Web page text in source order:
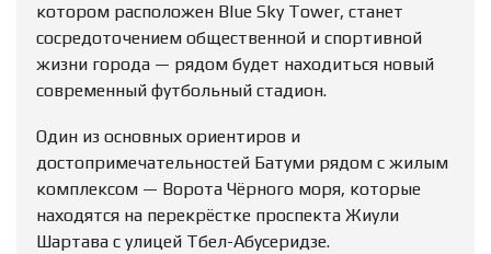
котором расположен Blue Sky Tower, станет
сосредоточением общественной и спортивной
жизни города — рядом будет находиться новый
современный футбольный стадион.
Один из основных ориентиров и
достопримечательностей Батуми рядом с жилым
комплексом — Ворота Чёрного моря, которые
находятся на перекрёстке проспекта Жиули
Шартава с улицей Тбел-Абусеридзе.